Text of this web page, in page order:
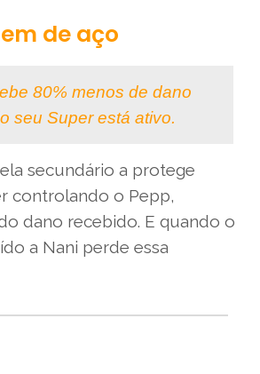
de aço
80% menos de dano
seu Super está ativo.
secundário a protege
controlando o Pepp,
dano recebido. E quando o
a Nani perde essa